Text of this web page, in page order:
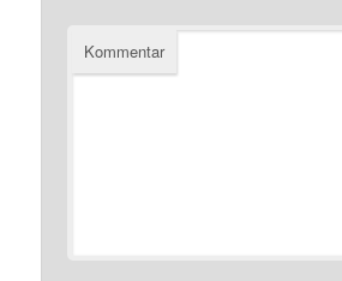
Kommentar